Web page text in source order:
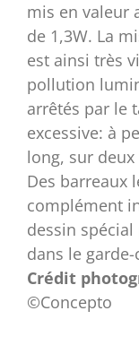
mis en valeur
de 1,3W. La
est ainsi très
pollution
arrêtés par le
excessive: à
long, sur deux
Des barreaux
complément
dessin
dans le
Crédit
©Concepto